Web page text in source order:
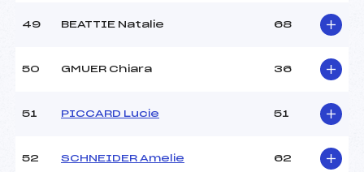
49 BEATTIE Natalie 68
50 GMUER Chiara 36
51 PICCARD Lucie 51
52 SCHNEIDER Amelie 62